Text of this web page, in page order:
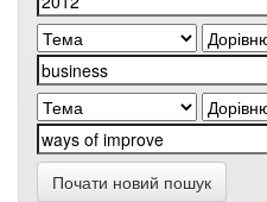
Почати новий пошук